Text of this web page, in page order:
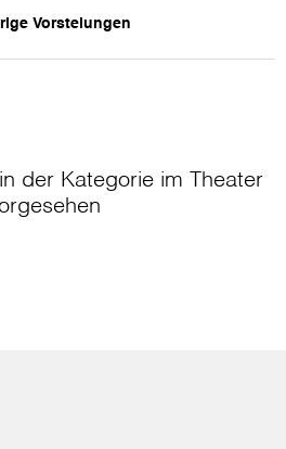
Vorstelungen
der Kategorie im Theater